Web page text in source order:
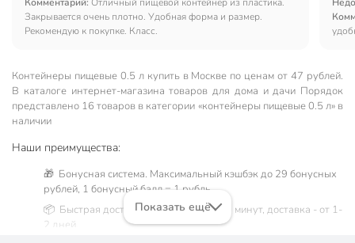
Закрывается очень плотно. Удобная форма и размер.
Рекомендую к покупке. Класс.
Контейнеры пищевые 0.5 л купить в Москве по ценам от 47 рублей.
В каталоге интернет-магазина товаров для дома и дачи Порядок
представлено 16 товаров в категории «контейнеры пищевые 0.5 л» в
наличии
Наши преимущества:
🎁 Бонусная система. Максимальный кэшбэк до 29 бонусных
рублей, 1 бонусный балл = 1 рубль.
📦 Быстрая доставка. Самовывоз от 60 минут, доставка - от 1-
2 дней.
Показать ещё